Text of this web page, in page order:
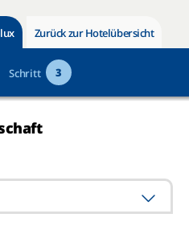
Zurück zur Hotelübersicht
Schritt 3